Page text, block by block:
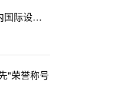
国际设计
"荣誉称号